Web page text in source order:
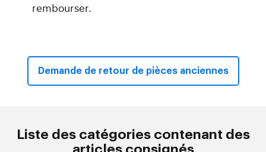
rembourser.
Demande de retour de pièces anciennes
Liste des catégories contenant des